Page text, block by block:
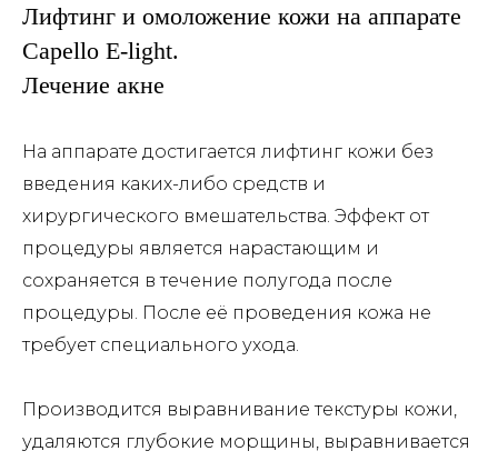
Лифтинг и омоложение кожи на аппарате
Capello E-light.
Лечение акне
На аппарате достигается лифтинг кожи без
введения каких-либо средств и
хирургического вмешательства. Эффект от
процедуры является нарастающим и
сохраняется в течение полугода после
процедуры. После её проведения кожа не
требует специального ухода.
Производится выравнивание текстуры кожи,
удаляются глубокие морщины, выравнивается